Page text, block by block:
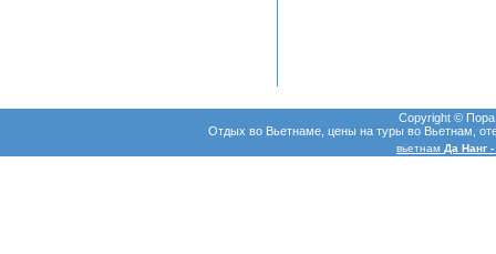
Copyright ©
Отдых во Вьетнаме, цены на туры во Вьетнам,
вьетнам Да Нанг